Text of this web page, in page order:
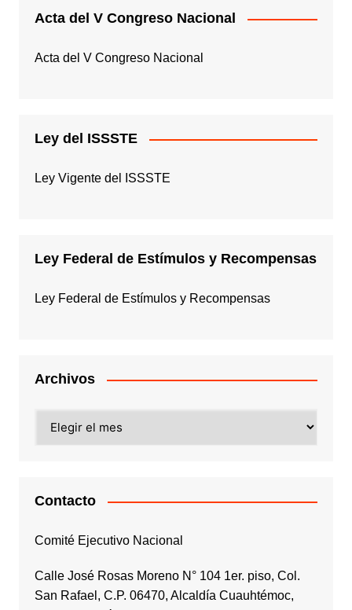
Acta del V Congreso Nacional
Acta del V Congreso Nacional
Ley del ISSSTE
Ley Vigente del ISSSTE
Ley Federal de Estímulos y Recompensas
Ley Federal de Estímulos y Recompensas
Archivos
Contacto
Comité Ejecutivo Nacional
Calle José Rosas Moreno N° 104 1er. piso, Col.
San Rafael, C.P. 06470, Alcaldía Cuauhtémoc,